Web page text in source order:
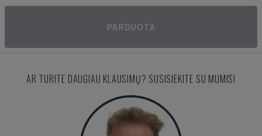
PARDUOTA
AR TURITE DAUGIAU KLAUSIMŲ? SUSISIEKITE SU MUMIS!